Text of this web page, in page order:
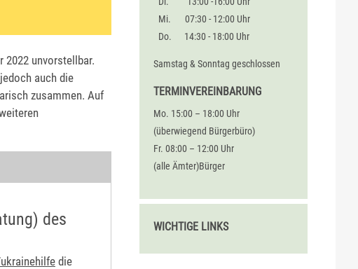
2022 unvorstellbar.
auch die
zusammen. Auf
des
die
Mi.
07:30 - 12:00 Uhr
Do.
14:30 - 18:00 Uhr
Samstag & Sonntag geschlossen
TERMINVEREINBARUNG
Mo. 15:00 – 18:00 Uhr
(überwiegend Bürgerbüro)
Fr. 08:00 – 12:00 Uhr
(alle Ämter)Bürger
WICHTIGE LINKS